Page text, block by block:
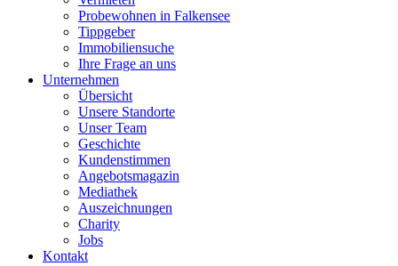
Probewohnen in Falkensee
Tippgeber
Immobiliensuche
Ihre Frage an uns
Unternehmen
Übersicht
Unsere Standorte
Unser Team
Geschichte
Kundenstimmen
Angebotsmagazin
Mediathek
Auszeichnungen
Charity
Jobs
Kontakt